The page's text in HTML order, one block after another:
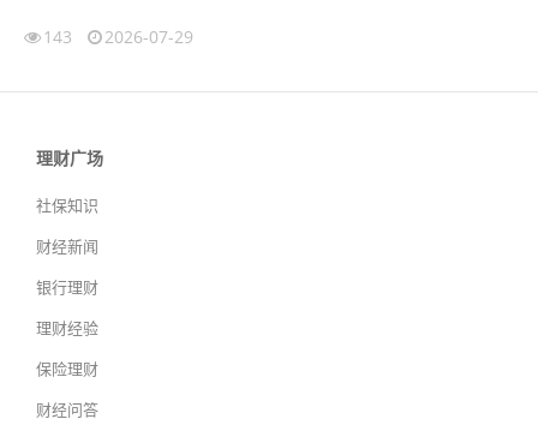
143 2026-07-29
理财广场
社保知识
财经新闻
银行理财
理财经验
保险理财
财经问答